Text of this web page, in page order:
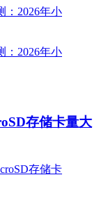
存储卡量大